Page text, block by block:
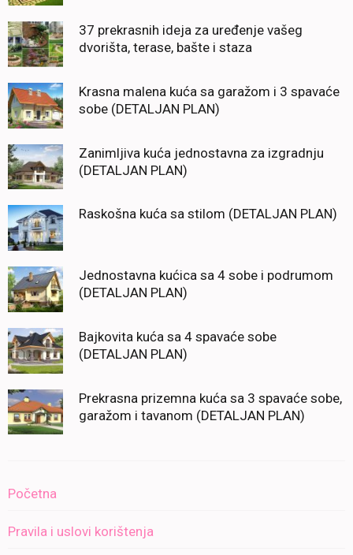
37 prekrasnih ideja za uređenje vašeg
dvorišta, terase, bašte i staza
Krasna malena kuća sa garažom i 3 spavaće
sobe (DETALJAN PLAN)
Zanimljiva kuća jednostavna za izgradnju
(DETALJAN PLAN)
Raskošna kuća sa stilom (DETALJAN PLAN)
Jednostavna kućica sa 4 sobe i podrumom
(DETALJAN PLAN)
Bajkovita kuća sa 4 spavaće sobe
(DETALJAN PLAN)
Prekrasna prizemna kuća sa 3 spavaće sobe,
garažom i tavanom (DETALJAN PLAN)
Početna
Pravila i uslovi korištenja